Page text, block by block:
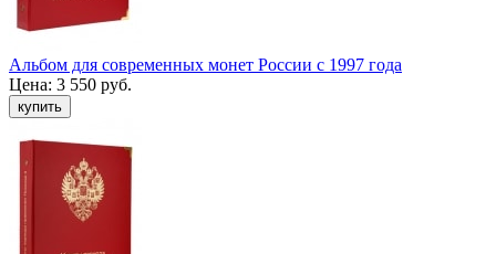
Альбом для современных монет России с 1997 года
Цена: 3 550 руб.